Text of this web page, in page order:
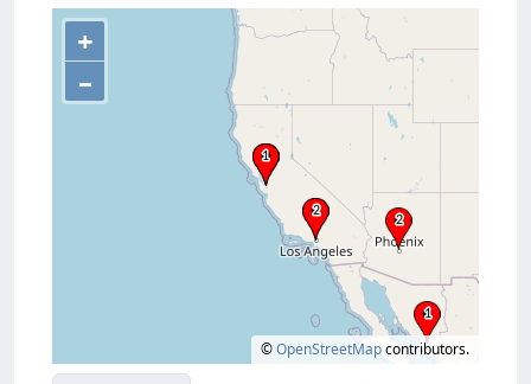
+
–
©OpenStreetMapcontributors.